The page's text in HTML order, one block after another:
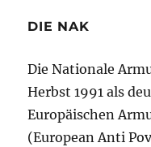
DIE NAK
Die Nationale
Herbst 1991 als
Europäischen
(European Anti